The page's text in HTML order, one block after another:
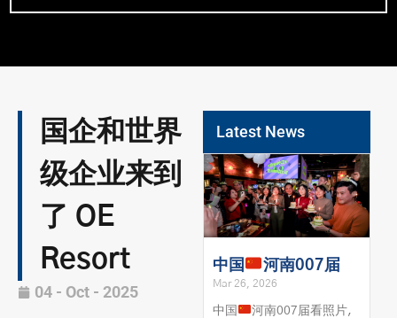
国企和世界
级企业来到
了 OE
Resort
04 - Oct - 2025
Latest News
中国 河南007届
Mar 26, 2026
中国
河南007届看照片，